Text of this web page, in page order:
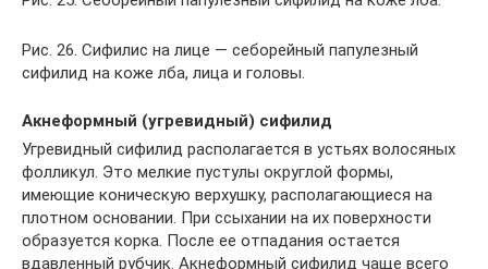
Рис. 26. Сифилис на лице — себорейный папулезный
сифилид на коже лба, лица и головы.
Акнеформный (угревидный) сифилид
Угревидный сифилид располагается в устьях волосяных
фолликул. Это мелкие пустулы округлой формы,
имеющие коническую верхушку, располагающиеся на
плотном основании. При ссыхании на их поверхности
образуется корка. После ее отпадания остается
вдавленный рубчик. Акнеформный сифилид чаще всего